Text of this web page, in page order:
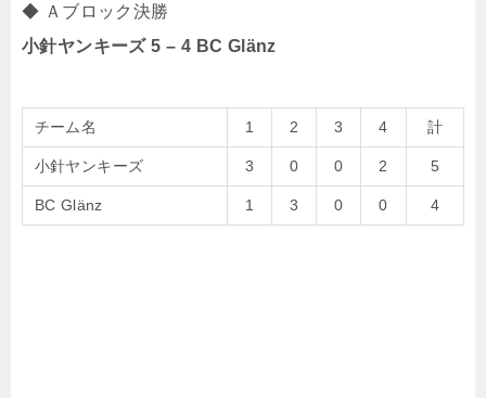
◆ Ａブロック決勝
小針ヤンキーズ 5 – 4 BC Glänz
チーム名 1 2 3 4 計
小針ヤンキーズ 3 0 0 2 5
BC Glänz 1 3 0 0 4